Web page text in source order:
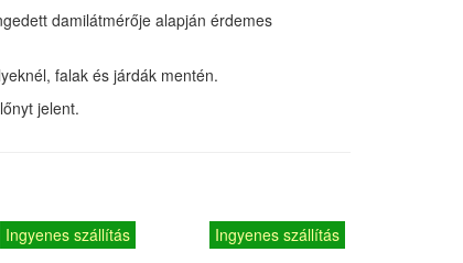
damilátmérője alapján érdemes
falak és járdák mentén.
jelent.
Ingyenes szállítás Ingyenes szállítás